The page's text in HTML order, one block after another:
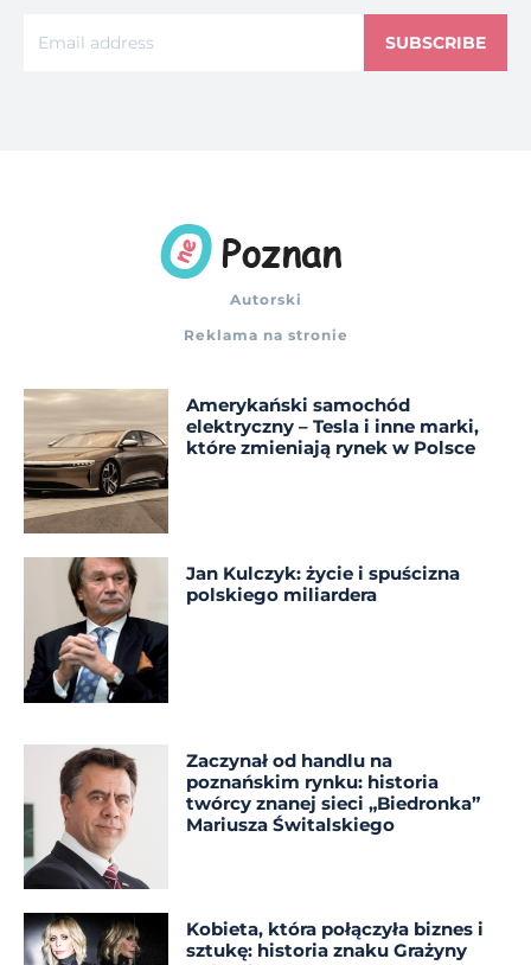
SUBSCRIBE
Autorski
Reklama na stronie
Amerykański samochód
elektryczny – Tesla i inne marki,
które zmieniają rynek w Polsce
Jan Kulczyk: życie i spuścizna
polskiego miliardera
Zaczynał od handlu na
poznańskim rynku: historia
twórcy znanej sieci „Biedronka”
Mariusza Świtalskiego
Kobieta, która połączyła biznes i
sztukę: historia znaku Grażyny